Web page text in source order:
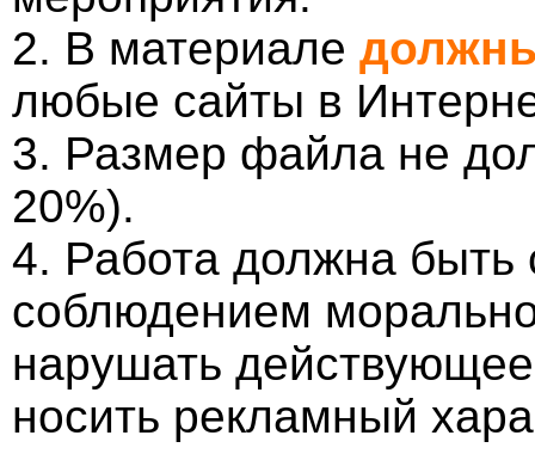
2. В материале
любые сайты в
3. Размер файла не
20%).
4. Работа должна
соблюдением
нарушать
носить рекламный